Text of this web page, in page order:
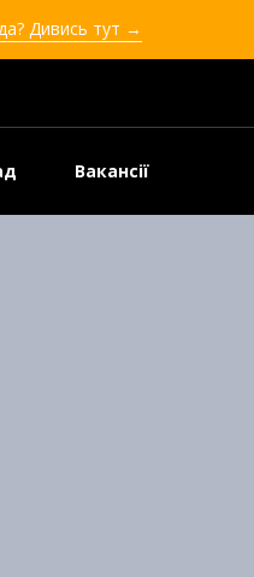
Дивись тут →
Вакансії